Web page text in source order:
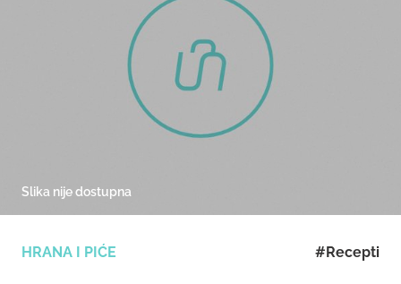
HRANA I PIĆE #Recepti
Slika nije dostupna